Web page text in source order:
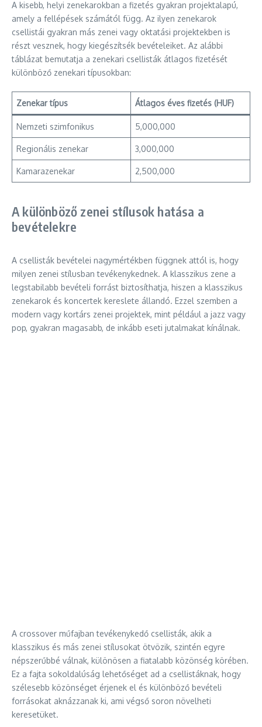
A kisebb, helyi zenekarokban a fizetés gyakran projektalapú,
amely a fellépések számától függ. Az ilyen zenekarok
csellistái gyakran más zenei vagy oktatási projektekben is
részt vesznek, hogy kiegészítsék bevételeiket. Az alábbi
táblázat bemutatja a zenekari csellisták átlagos fizetését
különböző zenekari típusokban:
Zenekar típus Átlagos éves fizetés (HUF)
Nemzeti szimfonikus 5,000,000
Regionális zenekar 3,000,000
Kamarazenekar 2,500,000
A különböző zenei stílusok hatása a
bevételekre
A csellisták bevételei nagymértékben függnek attól is, hogy
milyen zenei stílusban tevékenykednek. A klasszikus zene a
legstabilabb bevételi forrást biztosíthatja, hiszen a klasszikus
zenekarok és koncertek kereslete állandó. Ezzel szemben a
modern vagy kortárs zenei projektek, mint például a jazz vagy
pop, gyakran magasabb, de inkább eseti jutalmakat kínálnak.
A crossover műfajban tevékenykedő csellisták, akik a
klasszikus és más zenei stílusokat ötvözik, szintén egyre
népszerűbbé válnak, különösen a fiatalabb közönség körében.
Ez a fajta sokoldalúság lehetőséget ad a csellistáknak, hogy
szélesebb közönséget érjenek el és különböző bevételi
forrásokat aknázzanak ki, ami végső soron növelheti
keresetüket.